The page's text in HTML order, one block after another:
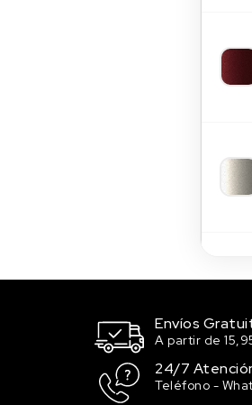
Envíos
A partir de
24/7
Teléfono -